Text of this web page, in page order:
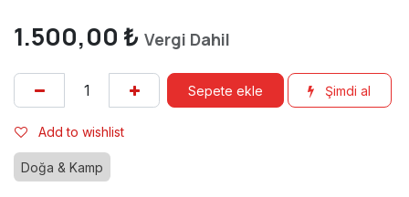
1.500,00 ₺ Vergi Dahil
Sepete ekle Şimdi al
Add to wishlist
Doğa & Kamp